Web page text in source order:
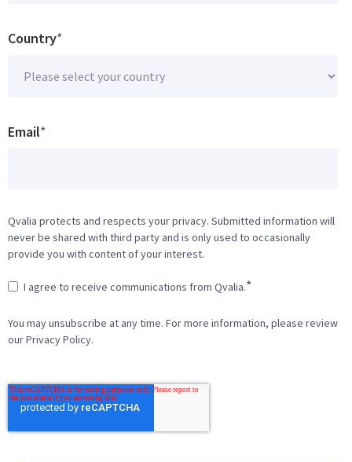
Country*
Email*
Qvalia protects and respects your privacy. Submitted information will
never be shared with third party and is only used to occasionally
provide you with content of your interest.
I agree to receive communications from Qvalia.*
You may unsubscribe at any time. For more information, please review
our Privacy Policy.